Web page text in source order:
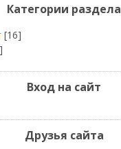
Категории раздела
[16]
Вход на сайт
Друзья сайта